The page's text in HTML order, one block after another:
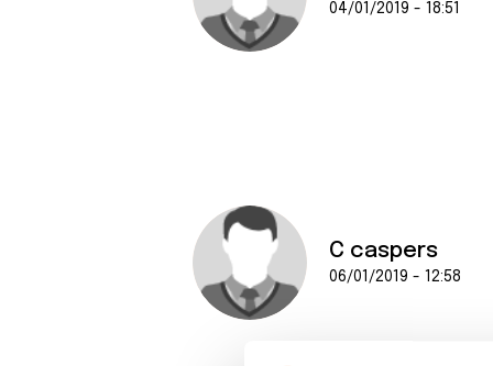
04/01/2019 - 18:51
C caspers
06/01/2019 - 12:58